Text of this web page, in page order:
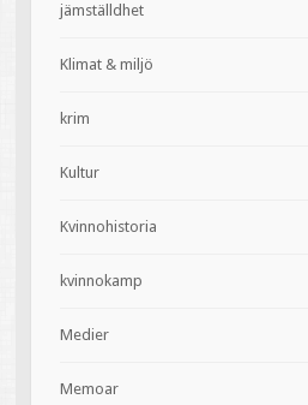
jämställdhet
Klimat & miljö
krim
Kultur
Kvinnohistoria
kvinnokamp
Medier
Memoar